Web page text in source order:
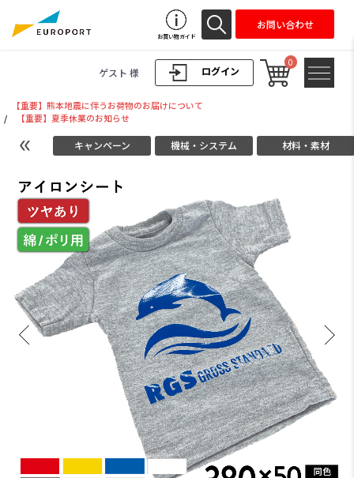
ログイン
ゲスト 様
0
お買い物ガイド
お問い合わせ
【重要】熊本地震に伴うお荷物のお届けについて
/
【重要】夏季休業のお知らせ
キャンペーン 機械・システム 材料・素材